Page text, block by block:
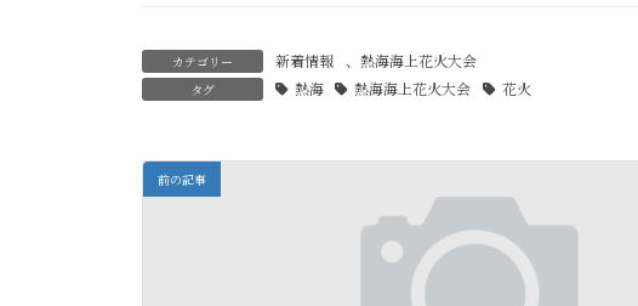
カテゴリー 新着情報 、 熱海海上花火大会
タグ 熱海 熱海海上花火大会 花火
前の記事